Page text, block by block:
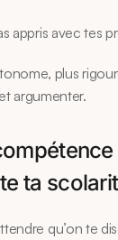
appris avec tes
plus
argumenter.
ta
qu’on te